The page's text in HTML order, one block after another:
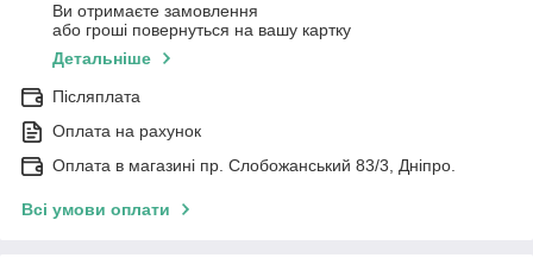
Ви отримаєте замовлення
або гроші повернуться на вашу картку
Детальніше
Післяплата
Оплата на рахунок
Оплата в магазині пр. Слобожанський 83/3, Дніпро.
Всі умови оплати